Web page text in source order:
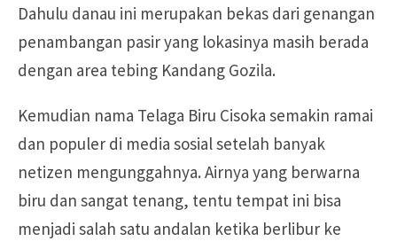
Dahulu danau ini merupakan bekas dari genangan
penambangan pasir yang lokasinya masih berada
dengan area tebing Kandang Gozila.
Kemudian nama Telaga Biru Cisoka semakin ramai
dan populer di media sosial setelah banyak
netizen mengunggahnya. Airnya yang berwarna
biru dan sangat tenang, tentu tempat ini bisa
menjadi salah satu andalan ketika berlibur ke